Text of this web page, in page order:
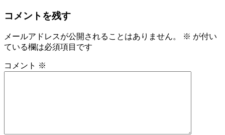
コメントを残す
メールアドレスが公開されることはありません。 ※ が付い
ている欄は必須項目です
コメント ※